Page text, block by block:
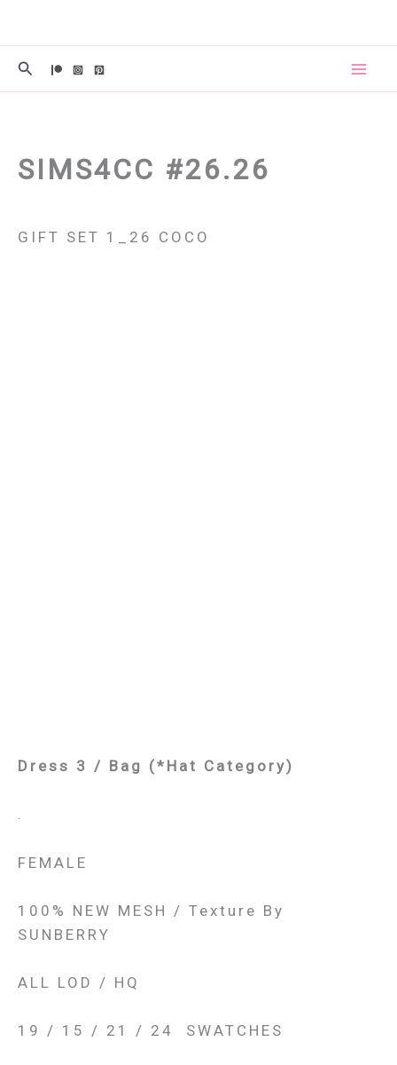
검
색
SIMS4CC #26.26
GIFT SET 1_26 COCO
Dress 3 / Bag (*Hat Category)
.
FEMALE
100% NEW MESH / Texture By
SUNBERRY
ALL LOD / HQ
19 / 15 / 21 / 24 SWATCHES